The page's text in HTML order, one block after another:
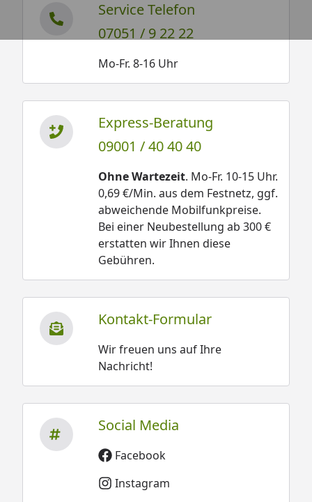
Service Telefon
07051 / 9 22 22
Mo-Fr. 8-16 Uhr
Express-Beratung
09001 / 40 40 40
Ohne Wartezeit. Mo-Fr. 10-15 Uhr.
0,69 €/Min. aus dem Festnetz, ggf.
abweichende Mobilfunkpreise.
Bei einer Neubestellung ab 300 €
erstatten wir Ihnen diese
Gebühren.
Kontakt-Formular
Wir freuen uns auf Ihre
Nachricht!
Social Media
Facebook
Instagram